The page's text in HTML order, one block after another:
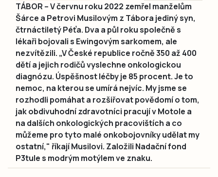
TÁBOR – V červnu roku 2022 zemřel manželům
Šárce a Petrovi Musilovým z Tábora jediný syn,
čtrnáctiletý Péťa. Dva a půl roku společně s
lékaři bojovali s Ewingovým sarkomem, ale
nezvítězili. „V České republice ročně 350 až 400
dětí a jejich rodičů vyslechne onkologickou
diagnózu. Úspěšnost léčby je 85 procent. Je to
nemoc, na kterou se umírá nejvíc. My jsme se
rozhodli pomáhat a rozšiřovat povědomí o tom,
jak obdivuhodní zdravotníci pracují v Motole a
na dalších onkologických pracovištích a co
můžeme pro tyto malé onkobojovníky udělat my
ostatní," říkají Musilovi. Založili Nadační fond
P3tule s modrým motýlem ve znaku.